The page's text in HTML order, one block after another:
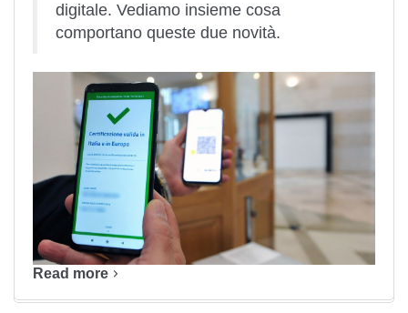
digitale. Vediamo insieme cosa
comportano queste due novità.
Read more